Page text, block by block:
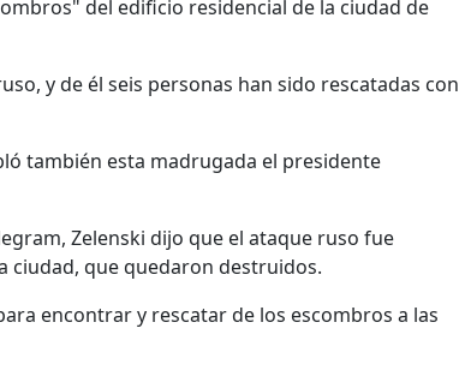
del edificio residencial de la ciudad de
y de él seis personas han sido rescatadas con
también esta madrugada el presidente
Zelenski dijo que el ataque ruso fue
ciudad, que quedaron destruidos.
encontrar y rescatar de los escombros a las